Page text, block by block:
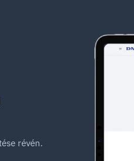
révén.